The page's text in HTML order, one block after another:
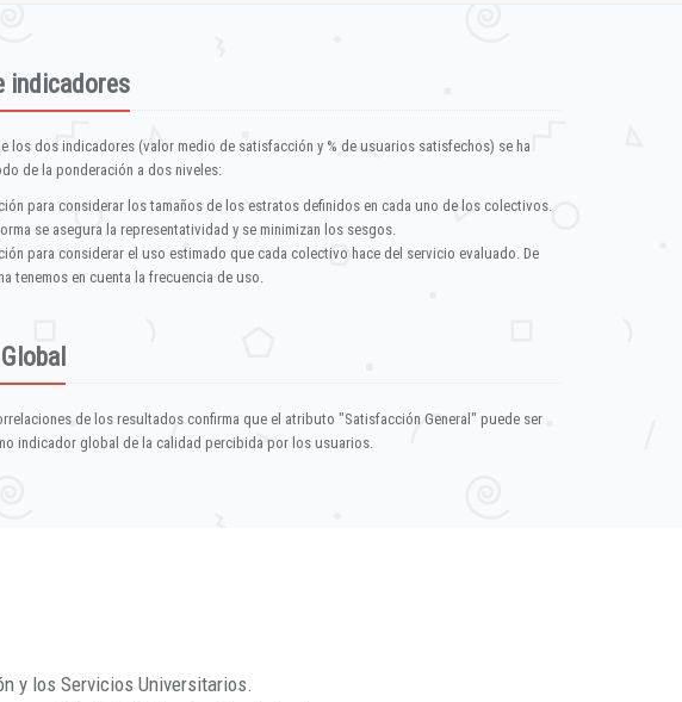
indicadores
los dos indicadores (valor medio de satisfacción y % de usuarios satisfechos) se ha
de la ponderación a dos niveles:
para considerar los tamaños de los estratos definidos en cada uno de los colectivos.
se asegura la representatividad y se minimizan los sesgos.
para considerar el uso estimado que cada colectivo hace del servicio evaluado. De
tenemos en cuenta la frecuencia de uso.
de los resultados confirma que el atributo "Satisfacción General" puede ser
indicador global de la calidad percibida por los usuarios.
y los Servicios Universitarios.